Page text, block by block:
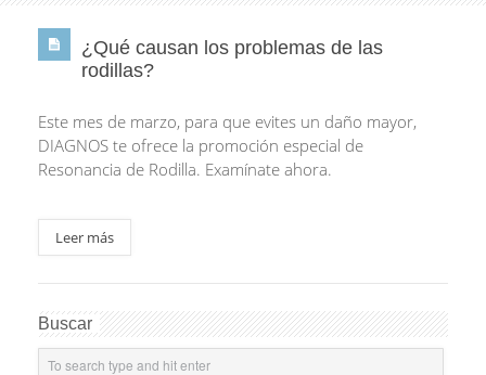
¿Qué causan los problemas de las
rodillas?
Este mes de marzo, para que evites un daño mayor,
DIAGNOS te ofrece la promoción especial de
Resonancia de Rodilla. Examínate ahora.
Leer más
Buscar